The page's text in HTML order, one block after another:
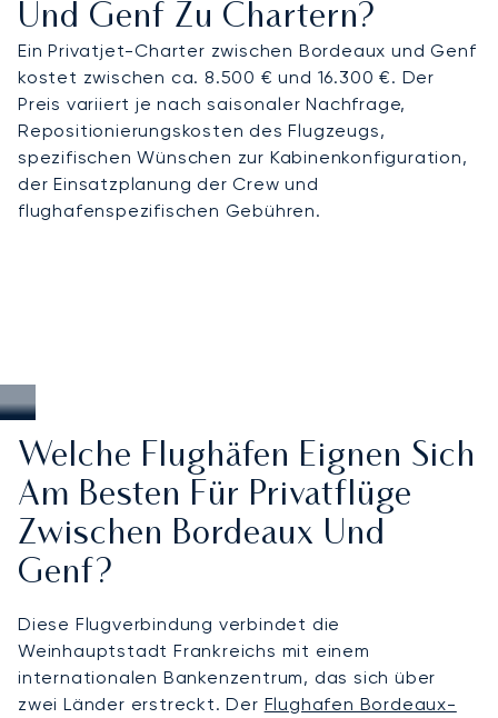
Und Genf Zu Chartern?
Ein Privatjet-Charter zwischen Bordeaux und Genf
kostet zwischen ca. 8.500 € und 16.300 €. Der
Preis variiert je nach saisonaler Nachfrage,
Repositionierungskosten des Flugzeugs,
spezifischen Wünschen zur Kabinenkonfiguration,
der Einsatzplanung der Crew und
flughafenspezifischen Gebühren.
Welche Flughäfen Eignen Sich
Am Besten Für Privatflüge
Zwischen Bordeaux Und
Genf?
Diese Flugverbindung verbindet die
Weinhauptstadt Frankreichs mit einem
internationalen Bankenzentrum, das sich über
zwei Länder erstreckt. Der Flughafen Bordeaux-